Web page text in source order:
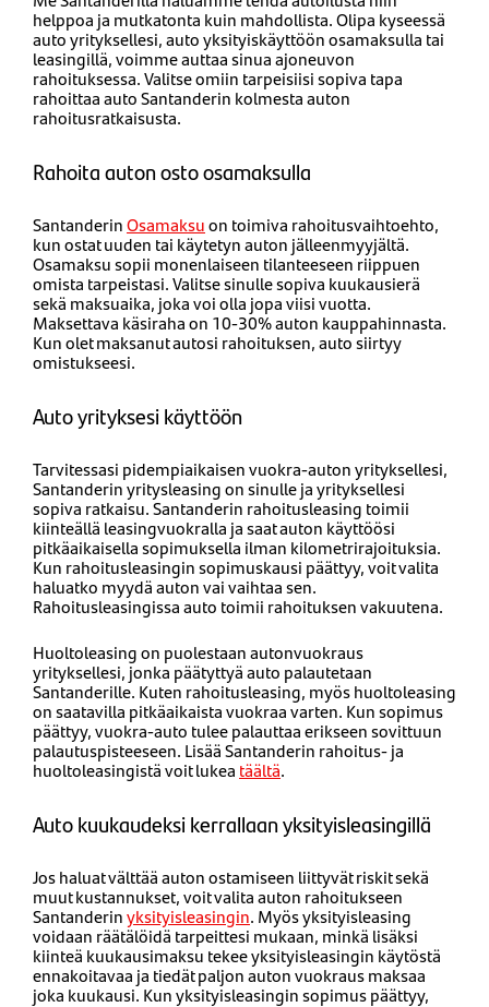
helppoa ja mutkatonta kuin mahdollista. Olipa kyseessä
auto yrityksellesi, auto yksityiskäyttöön osamaksulla tai
leasingillä, voimme auttaa sinua ajoneuvon
rahoituksessa. Valitse omiin tarpeisiisi sopiva tapa
rahoittaa auto Santanderin kolmesta auton
rahoitusratkaisusta.
Rahoita auton osto osamaksulla
SantanderinOsamaksuon toimiva rahoitusvaihtoehto,
kun ostat uuden tai käytetyn auton jälleenmyyjältä.
Osamaksu sopii monenlaiseen tilanteeseen riippuen
omista tarpeistasi. Valitse sinulle sopiva kuukausierä
sekä maksuaika, joka voi olla jopa viisi vuotta.
Maksettava käsiraha on 10-30% auton kauppahinnasta.
Kun olet maksanut autosi rahoituksen, auto siirtyy
omistukseesi.
Auto yrityksesi käyttöön
Tarvitessasi pidempiaikaisen vuokra-auton yrityksellesi,
Santanderin yritysleasing on sinulle ja yrityksellesi
sopiva ratkaisu. Santanderin rahoitusleasing toimii
kiinteällä leasingvuokralla ja saat auton käyttöösi
pitkäaikaisella sopimuksella ilman kilometrirajoituksia.
Kun rahoitusleasingin sopimuskausi päättyy, voit valita
haluatko myydä auton vai vaihtaa sen.
Rahoitusleasingissa auto toimii rahoituksen vakuutena.
Huoltoleasing on puolestaan autonvuokraus
yrityksellesi, jonka päätyttyä auto palautetaan
Santanderille. Kuten rahoitusleasing, myös huoltoleasing
on saatavilla pitkäaikaista vuokraa varten. Kun sopimus
päättyy, vuokra-auto tulee palauttaa erikseen sovittuun
palautuspisteeseen. Lisää Santanderin rahoitus- ja
huoltoleasingistä voit lukea täältä.
Auto kuukaudeksi kerrallaan yksityisleasingillä
Jos haluat välttää auton ostamiseen liittyvät riskit sekä
muut kustannukset, voit valita auton rahoitukseen
Santanderinyksityisleasingin. Myös yksityisleasing
voidaan räätälöidä tarpeittesi mukaan, minkä lisäksi
kiinteä kuukausimaksu tekee yksityisleasingin käytöstä
ennakoitavaa ja tiedät paljon auton vuokraus maksaa
joka kuukausi. Kun yksityisleasingin sopimus päättyy,